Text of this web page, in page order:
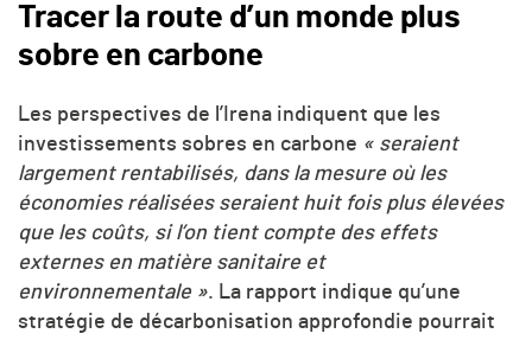
Tracer la route d’un monde plus
sobre en carbone
Les perspectives de l’Irena indiquent que les
investissements sobres en carbone « seraient
largement rentabilisés, dans la mesure où les
économies réalisées seraient huit fois plus élevées
que les coûts, si l’on tient compte des effets
externes en matière sanitaire et
environnementale ». La rapport indique qu’une
stratégie de décarbonisation approfondie pourrait